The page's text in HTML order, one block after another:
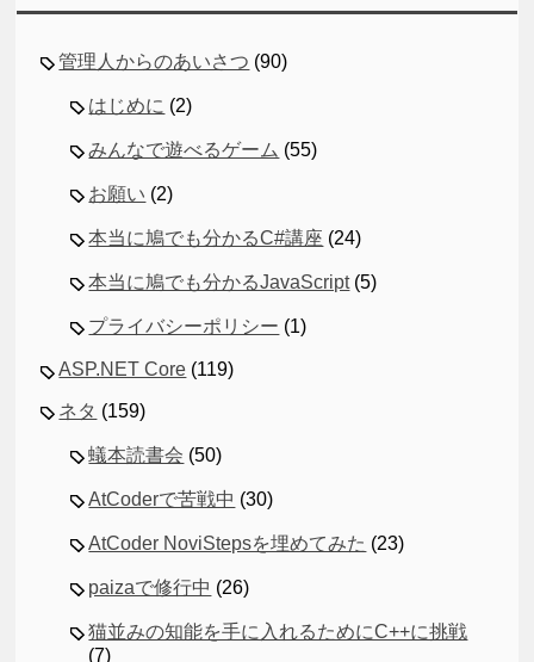
管理人からのあいさつ (90)
はじめに (2)
みんなで遊べるゲーム (55)
お願い (2)
本当に鳩でも分かるC#講座 (24)
本当に鳩でも分かるJavaScript(5)
プライバシーポリシー (1)
ASP.NET Core (119)
ネタ (159)
蟻本読書会 (50)
AtCoderで苦戦中 (30)
AtCoder NoviStepsを埋めてみた (23)
paizaで修行中 (26)
猫並みの知能を手に入れるためにC++に挑戦
(7)